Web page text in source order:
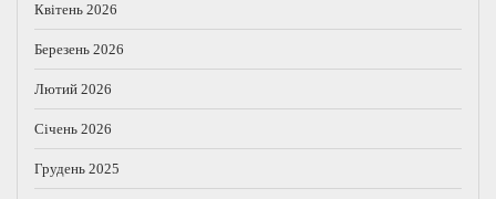
Квітень 2026
Березень 2026
Лютий 2026
Січень 2026
Грудень 2025